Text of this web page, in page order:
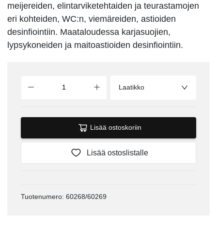
meijereiden, elintarviketehtaiden ja teurastamojen
eri kohteiden, WC:n, viemäreiden, astioiden
desinfiointiin. Maataloudessa karjasuojien,
lypsykoneiden ja maitoastioiden desinfiointiin.
Laatikko
Lisää ostoskoriin
Lisää ostoslistalle
Tuotenumero: 60268/60269